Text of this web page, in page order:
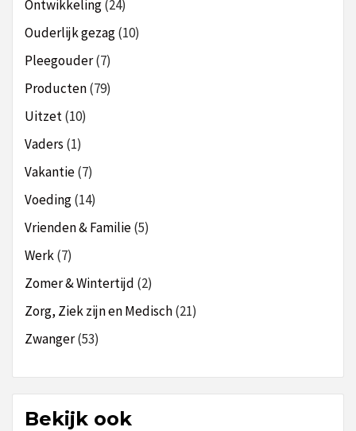
Ontwikkeling(24)
Ouderlijk gezag(10)
Pleegouder(7)
Producten(79)
Uitzet(10)
Vaders (1)
Vakantie(7)
Voeding(14)
Vrienden & Familie(5)
Werk(7)
Zomer & Wintertijd (2)
Zorg, Ziek zijn en Medisch(21)
Zwanger(53)
Bekijk ook